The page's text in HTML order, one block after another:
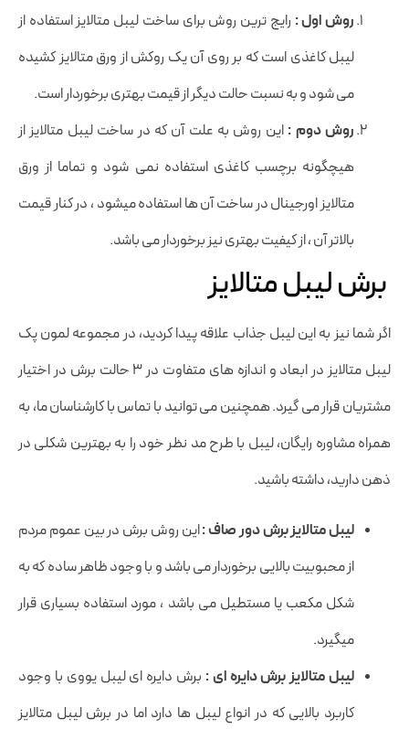
روش اول : رایج ترین روش برای ساخت لیبل متالایز استفاده از
لیبل کاغذی است که بر روی آن یک روکش از ورق متالایز کشیده
می شود و به نسبت حالت دیگر از قیمت بهتری برخوردار است.
روش دوم :این روش به علت آن که در ساخت لیبل متالایز از
هیچگونه برچسب کاغذی استفاده نمی شود و تماما از ورق
متالایز اورجینال در ساخت آن ها استفاده میشود ، در کنار قیمت
بالاتر آن ، از کیفیت بهتری نیز برخوردار می باشد.
برش لیبل متالایز
اگر شما نیز به این لیبل جذاب علاقه پیدا کردید، در مجموعه لمون پک
لیبل متالایز در ابعاد و اندازه های متفاوت در 3 حالت برش در اختیار
مشتریان قرار می گیرد. همچنین می توانید با تماس با کارشناسان ما، به
همراه مشاوره رایگان، لیبل با طرح مد نظر خود را به بهترین شکلی در
ذهن دارید، داشته باشید.
لیبل متالایز برش دور صاف :این روش برش در بین عموم مردم
از محبوبیت بالایی برخوردار می باشد و با وجود ظاهر ساده که به
شکل مکعب یا مستطیل می باشد ، مورد استفاده بسیاری قرار
میگیرد.
لیبل متالایز برش دایره ای : برش دایره ای لیبل یووی با وجود
کاربرد بالایی که در انواع لیبل ها دارد اما در برش لیبل متالایز